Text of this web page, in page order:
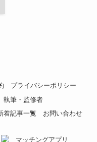
プライバシーポリシー
執筆・監修者
着記事一覧 お問い合わせ
マッチングアプリ